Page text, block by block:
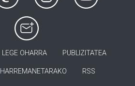
LEGE OHARRA PUBLIZITATEA
HARREMANETARAKO RSS